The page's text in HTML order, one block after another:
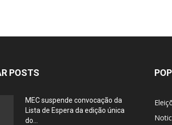
POSTS
MEC suspende convocação da
Lista de Espera da edição única
do...